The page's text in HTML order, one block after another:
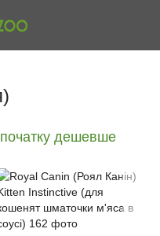
дешевше